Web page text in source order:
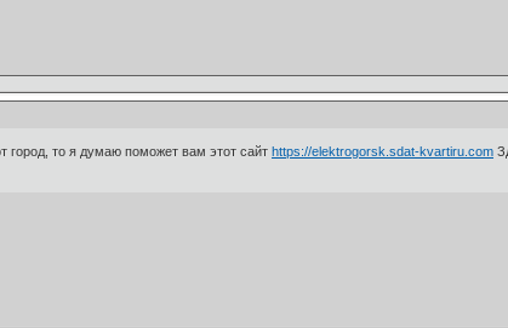
город, то я думаю поможет вам этот сайтhttps://elektrogorsk.sdat-kvartiru.com